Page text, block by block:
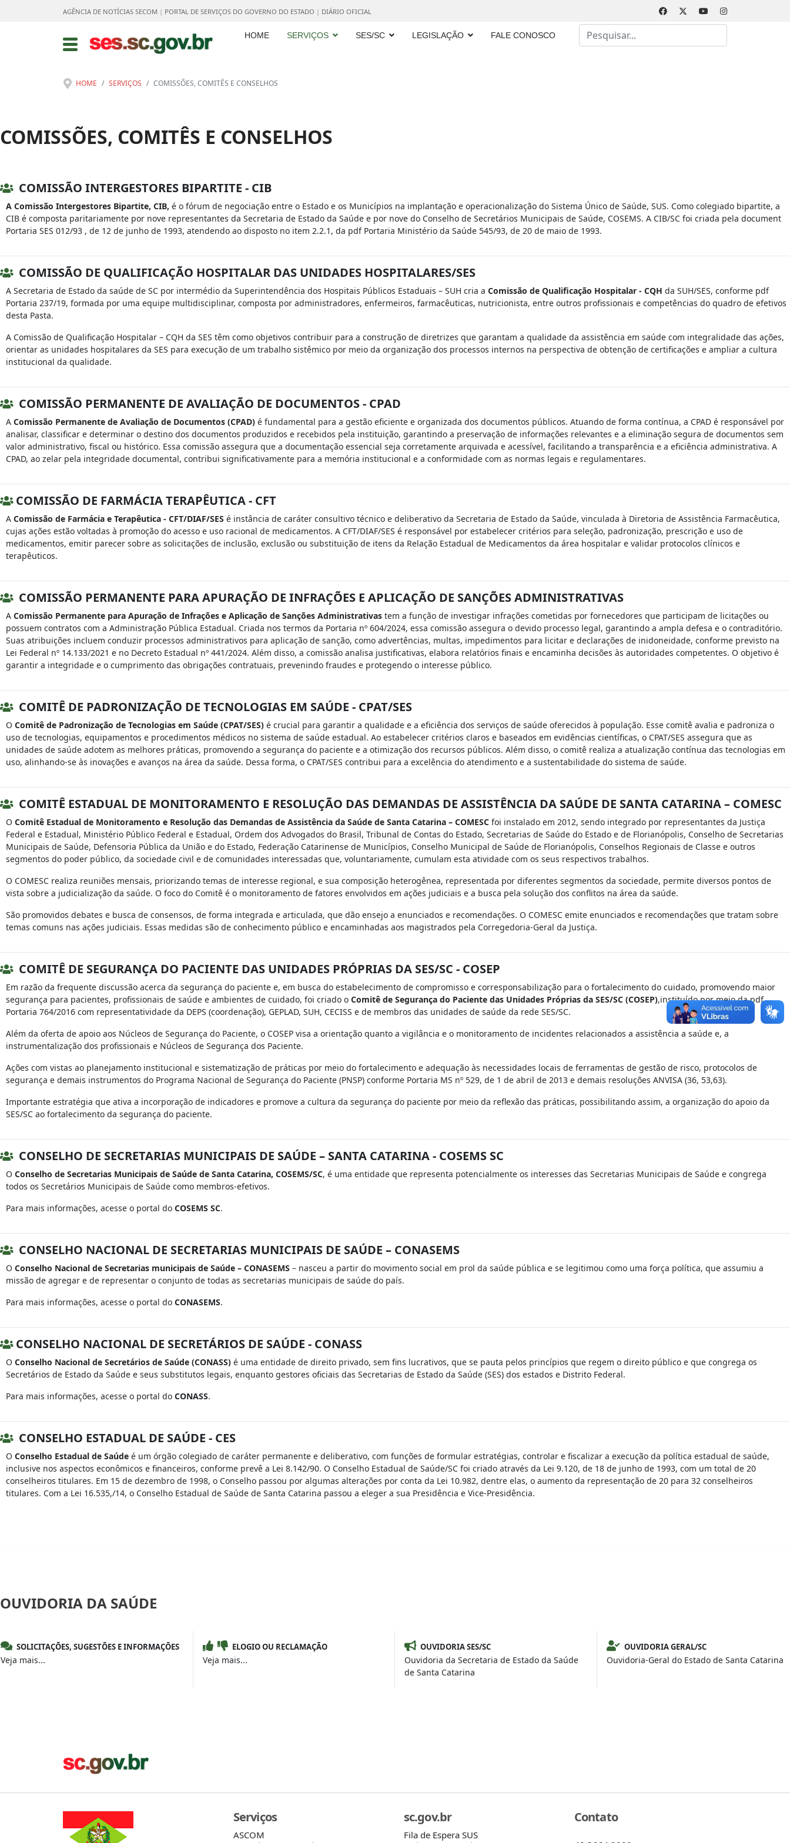
AGÊNCIA DE NOTÍCIAS SECOM | PORTAL DE SERVIÇOS DO GOVERNO DO ESTADO | DIÁRIO OFICIAL
HOME SERVIÇOS SES/SC LEGISLAÇÃO FALE CONOSCO
Busca
HOME SERVIÇOS COMISSÕES, COMITÊS E CONSELHOS
COMISSÕES, COMITÊS E CONSELHOS
COMISSÃO INTERGESTORES BIPARTITE - CIB
A Comissão Intergestores Bipartite, CIB, é o fórum de negociação entre o Estado e os Municípios na implantação e operacionalização do Sistema Único de Saúde, SUS. Como colegiado bipartite, a
CIB é composta paritariamente por nove representantes da Secretaria de Estado da Saúde e por nove do Conselho de Secretários Municipais de Saúde, COSEMS. A CIB/SC foi criada pela document
Portaria SES 012/93 , de 12 de junho de 1993, atendendo ao disposto no item 2.2.1, da pdf Portaria Ministério da Saúde 545/93, de 20 de maio de 1993.
COMISSÃO DE QUALIFICAÇÃO HOSPITALAR DAS UNIDADES HOSPITALARES/SES
A Secretaria de Estado da saúde de SC por intermédio da Superintendência dos Hospitais Públicos Estaduais – SUH cria a Comissão de Qualificação Hospitalar - CQH da SUH/SES, conforme pdf
Portaria 237/19, formada por uma equipe multidisciplinar, composta por administradores, enfermeiros, farmacêuticas, nutricionista, entre outros profissionais e competências do quadro de efetivos
desta Pasta.
A Comissão de Qualificação Hospitalar – CQH da SES têm como objetivos contribuir para a construção de diretrizes que garantam a qualidade da assistência em saúde com integralidade das ações,
orientar as unidades hospitalares da SES para execução de um trabalho sistêmico por meio da organização dos processos internos na perspectiva de obtenção de certificações e ampliar a cultura
institucional da qualidade.
COMISSÃO PERMANENTE DE AVALIAÇÃO DE DOCUMENTOS - CPAD
A Comissão Permanente de Avaliação de Documentos (CPAD) é fundamental para a gestão eficiente e organizada dos documentos públicos. Atuando de forma contínua, a CPAD é responsável por
analisar, classificar e determinar o destino dos documentos produzidos e recebidos pela instituição, garantindo a preservação de informações relevantes e a eliminação segura de documentos sem
valor administrativo, fiscal ou histórico. Essa comissão assegura que a documentação essencial seja corretamente arquivada e acessível, facilitando a transparência e a eficiência administrativa. A
CPAD, ao zelar pela integridade documental, contribui significativamente para a memória institucional e a conformidade com as normas legais e regulamentares.
COMISSÃO DE FARMÁCIA TERAPÊUTICA - CFT
A Comissão de Farmácia e Terapêutica - CFT/DIAF/SES é instância de caráter consultivo técnico e deliberativo da Secretaria de Estado da Saúde, vinculada à Diretoria de Assistência Farmacêutica,
cujas ações estão voltadas à promoção do acesso e uso racional de medicamentos. A CFT/DIAF/SES é responsável por estabelecer critérios para seleção, padronização, prescrição e uso de
medicamentos, emitir parecer sobre as solicitações de inclusão, exclusão ou substituição de itens da Relação Estadual de Medicamentos da área hospitalar e validar protocolos clínicos e
terapêuticos.
COMISSÃO PERMANENTE PARA APURAÇÃO DE INFRAÇÕES E APLICAÇÃO DE SANÇÕES ADMINISTRATIVAS
A Comissão Permanente para Apuração de Infrações e Aplicação de Sanções Administrativas tem a função de investigar infrações cometidas por fornecedores que participam de licitações ou
possuem contratos com a Administração Pública Estadual. Criada nos termos da Portaria nº 604/2024, essa comissão assegura o devido processo legal, garantindo a ampla defesa e o contraditório.
Suas atribuições incluem conduzir processos administrativos para aplicação de sanção, como advertências, multas, impedimentos para licitar e declarações de inidoneidade, conforme previsto na
Lei Federal nº 14.133/2021 e no Decreto Estadual nº 441/2024. Além disso, a comissão analisa justificativas, elabora relatórios finais e encaminha decisões às autoridades competentes. O objetivo é
garantir a integridade e o cumprimento das obrigações contratuais, prevenindo fraudes e protegendo o interesse público.
COMITÊ DE PADRONIZAÇÃO DE TECNOLOGIAS EM SAÚDE - CPAT/SES
O Comitê de Padronização de Tecnologias em Saúde (CPAT/SES) é crucial para garantir a qualidade e a eficiência dos serviços de saúde oferecidos à população. Esse comitê avalia e padroniza o
uso de tecnologias, equipamentos e procedimentos médicos no sistema de saúde estadual. Ao estabelecer critérios claros e baseados em evidências científicas, o CPAT/SES assegura que as
unidades de saúde adotem as melhores práticas, promovendo a segurança do paciente e a otimização dos recursos públicos. Além disso, o comitê realiza a atualização contínua das tecnologias em
uso, alinhando-se às inovações e avanços na área da saúde. Dessa forma, o CPAT/SES contribui para a excelência do atendimento e a sustentabilidade do sistema de saúde.
COMITÊ ESTADUAL DE MONITORAMENTO E RESOLUÇÃO DAS DEMANDAS DE ASSISTÊNCIA DA SAÚDE DE SANTA CATARINA – COMESC
O Comitê Estadual de Monitoramento e Resolução das Demandas de Assistência da Saúde de Santa Catarina – COMESC foi instalado em 2012, sendo integrado por representantes da Justiça
Federal e Estadual, Ministério Público Federal e Estadual, Ordem dos Advogados do Brasil, Tribunal de Contas do Estado, Secretarias de Saúde do Estado e de Florianópolis, Conselho de Secretarias
Municipais de Saúde, Defensoria Pública da União e do Estado, Federação Catarinense de Municípios, Conselho Municipal de Saúde de Florianópolis, Conselhos Regionais de Classe e outros
segmentos do poder público, da sociedade civil e de comunidades interessadas que, voluntariamente, cumulam esta atividade com os seus respectivos trabalhos.
O COMESC realiza reuniões mensais, priorizando temas de interesse regional, e sua composição heterogênea, representada por diferentes segmentos da sociedade, permite diversos pontos de
vista sobre a judicialização da saúde. O foco do Comitê é o monitoramento de fatores envolvidos em ações judiciais e a busca pela solução dos conflitos na área da saúde.
São promovidos debates e busca de consensos, de forma integrada e articulada, que dão ensejo a enunciados e recomendações. O COMESC emite enunciados e recomendações que tratam sobre
temas comuns nas ações judiciais. Essas medidas são de conhecimento público e encaminhadas aos magistrados pela Corregedoria-Geral da Justiça.
COMITÊ DE SEGURANÇA DO PACIENTE DAS UNIDADES PRÓPRIAS DA SES/SC - COSEP
Em razão da frequente discussão acerca da segurança do paciente e, em busca do estabelecimento de compromisso e corresponsabilização para o fortalecimento do cuidado, promovendo maior
segurança para pacientes, profissionais de saúde e ambientes de cuidado, foi criado o Comitê de Segurança do Paciente das Unidades Próprias da SES/SC (COSEP),instituído por meio da pdf
Portaria 764/2016 com representatividade da DEPS (coordenação), GEPLAD, SUH, CECISS e de membros das unidades de saúde da rede SES/SC.
Além da oferta de apoio aos Núcleos de Segurança do Paciente, o COSEP visa a orientação quanto a vigilância e o monitoramento de incidentes relacionados a assistência a saúde e, a
instrumentalização dos profissionais e Núcleos de Segurança dos Paciente.
Ações com vistas ao planejamento institucional e sistematização de práticas por meio do fortalecimento e adequação às necessidades locais de ferramentas de gestão de risco, protocolos de
segurança e demais instrumentos do Programa Nacional de Segurança do Paciente (PNSP) conforme Portaria MS nº 529, de 1 de abril de 2013 e demais resoluções ANVISA (36, 53,63).
Importante estratégia que ativa a incorporação de indicadores e promove a cultura da segurança do paciente por meio da reflexão das práticas, possibilitando assim, a organização do apoio da
SES/SC ao fortalecimento da segurança do paciente.
CONSELHO DE SECRETARIAS MUNICIPAIS DE SAÚDE – SANTA CATARINA - COSEMS SC
O Conselho de Secretarias Municipais de Saúde de Santa Catarina, COSEMS/SC, é uma entidade que representa potencialmente os interesses das Secretarias Municipais de Saúde e congrega
todos os Secretários Municipais de Saúde como membros-efetivos.
Para mais informações, acesse o portal do COSEMS SC.
CONSELHO NACIONAL DE SECRETARIAS MUNICIPAIS DE SAÚDE – CONASEMS
O Conselho Nacional de Secretarias municipais de Saúde – CONASEMS – nasceu a partir do movimento social em prol da saúde pública e se legitimou como uma força política, que assumiu a
missão de agregar e de representar o conjunto de todas as secretarias municipais de saúde do país.
Para mais informações, acesse o portal do CONASEMS.
CONSELHO NACIONAL DE SECRETÁRIOS DE SAÚDE - CONASS
O Conselho Nacional de Secretários de Saúde (CONASS) é uma entidade de direito privado, sem fins lucrativos, que se pauta pelos princípios que regem o direito público e que congrega os
Secretários de Estado da Saúde e seus substitutos legais, enquanto gestores oficiais das Secretarias de Estado da Saúde (SES) dos estados e Distrito Federal.
Para mais informações, acesse o portal do CONASS.
CONSELHO ESTADUAL DE SAÚDE - CES
O Conselho Estadual de Saúde é um órgão colegiado de caráter permanente e deliberativo, com funções de formular estratégias, controlar e fiscalizar a execução da política estadual de saúde,
inclusive nos aspectos econômicos e financeiros, conforme prevê a Lei 8.142/90. O Conselho Estadual de Saúde/SC foi criado através da Lei 9.120, de 18 de junho de 1993, com um total de 20
conselheiros titulares. Em 15 de dezembro de 1998, o Conselho passou por algumas alterações por conta da Lei 10.982, dentre elas, o aumento da representação de 20 para 32 conselheiros
titulares. Com a Lei 16.535,/14, o Conselho Estadual de Saúde de Santa Catarina passou a eleger a sua Presidência e Vice-Presidência.
OUVIDORIA DA SAÚDE
SOLICITAÇÕES, SUGESTÕES E INFORMAÇÕES
Veja mais...
ELOGIO OU RECLAMAÇÃO
Veja mais...
OUVIDORIA SES/SC
Ouvidoria da Secretaria de Estado da Saúde
de Santa Catarina
OUVIDORIA GERAL/SC
Ouvidoria-Geral do Estado de Santa Catarina
Serviços
ASCOM
sc.gov.br
Fila de Espera SUS
Contato